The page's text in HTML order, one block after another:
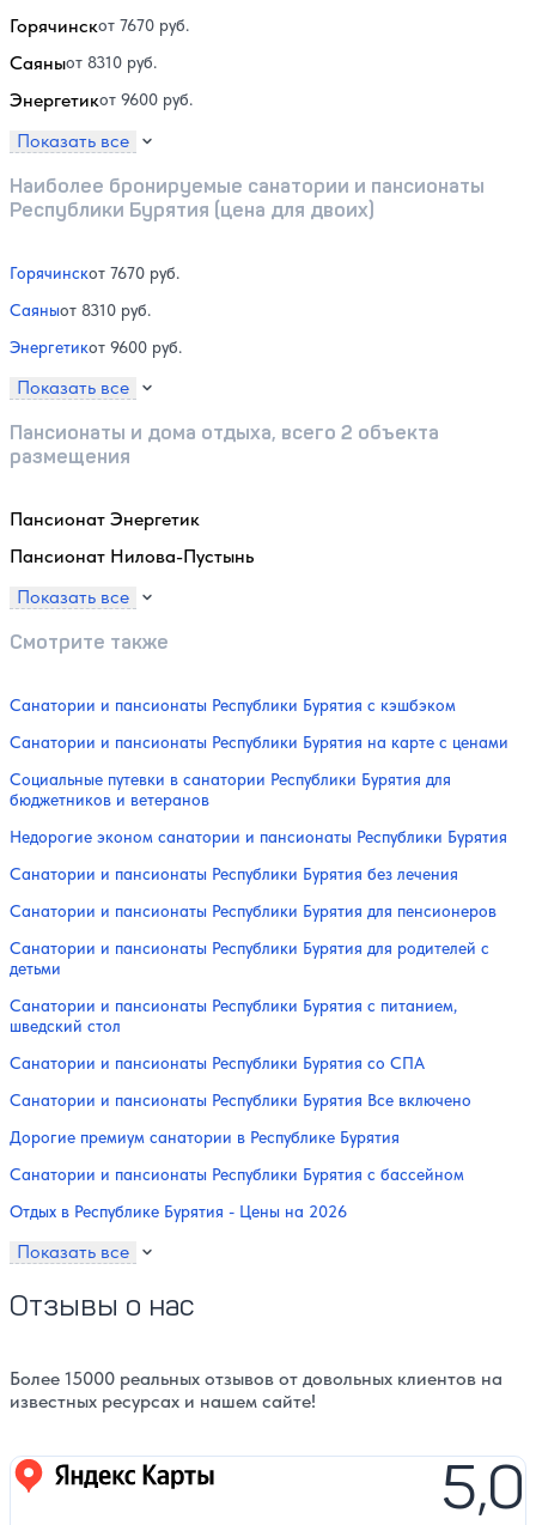
Горячинскот 7670 руб.
Саяныот 8310 руб.
Энергетикот 9600 руб.
Показать все
Наиболее бронируемые санатории и пансионаты
Республики Бурятия (цена для двоих)
Горячинскот 7670 руб.
Саяныот 8310 руб.
Энергетикот 9600 руб.
Показать все
Пансионаты и дома отдыха, всего 2 объекта
размещения
Пансионат Энергетик
Пансионат Нилова-Пустынь
Показать все
Смотрите также
Санатории и пансионаты Республики Бурятия с кэшбэком
Санатории и пансионаты Республики Бурятия на карте с ценами
Социальные путевки в санатории Республики Бурятия для
бюджетников и ветеранов
Недорогие эконом санатории и пансионаты Республики Бурятия
Санатории и пансионаты Республики Бурятия без лечения
Санатории и пансионаты Республики Бурятия для пенсионеров
Санатории и пансионаты Республики Бурятия для родителей с
детьми
Санатории и пансионаты Республики Бурятия с питанием,
шведский стол
Санатории и пансионаты Республики Бурятия со СПА
Санатории и пансионаты Республики Бурятия Все включено
Дорогие премиум санатории в Республике Бурятия
Санатории и пансионаты Республики Бурятия с бассейном
Отдых в Республике Бурятия - Цены на 2026
Показать все
Отзывы о нас
Более 15000 реальных отзывов от довольных клиентов на
известных ресурсах и нашем сайте!
Яндекс карты 5,0